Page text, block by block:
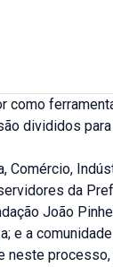
como
divididos
Comércio,
da
João
e a
neste